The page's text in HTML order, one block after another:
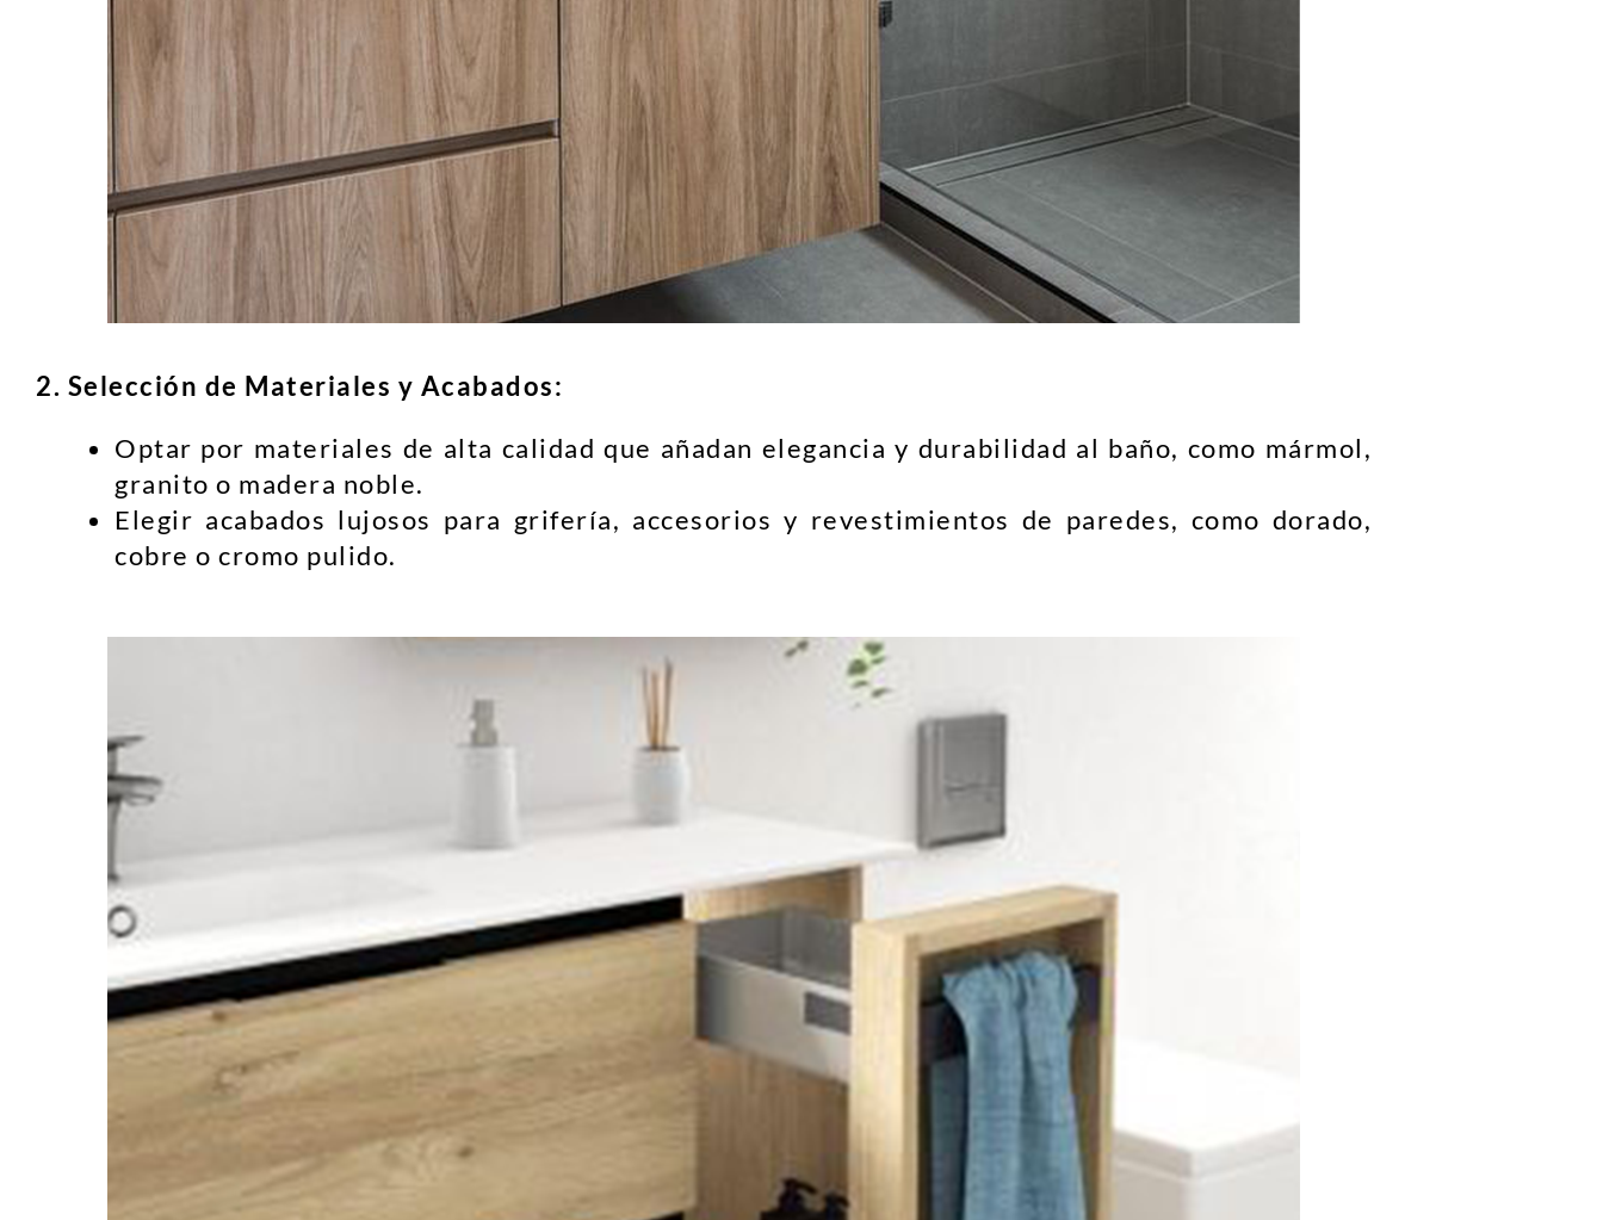
2. Selección de Materiales y Acabados:
Optar por materiales de alta calidad que añadan elegancia y durabilidad al baño, como mármol,
granito o madera noble.
Elegir acabados lujosos para grifería, accesorios y revestimientos de paredes, como dorado,
cobre o cromo pulido.